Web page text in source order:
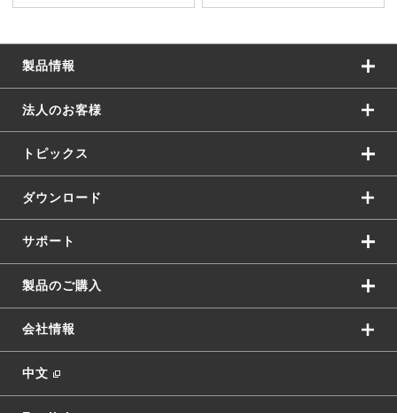
サテン塗装仕上げにより、傷・汚れが目立ちにくい筐体です。
壁面設置時に目立ちにくいライトグレーを採用しています。
製品情報
法人のお客様
トピックス
ダウンロード
サポート
製品のご購入
会社情報
中文